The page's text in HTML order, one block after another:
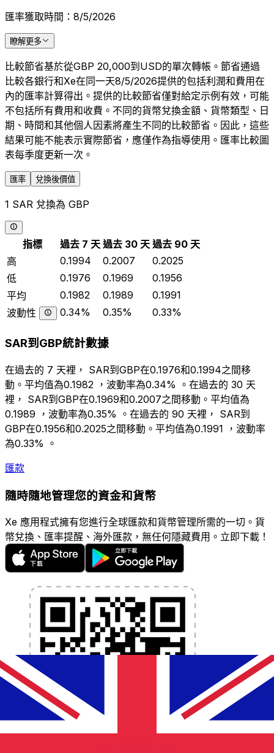
匯率獲取時間：8/5/2026
瞭解更多
比較節省基於從GBP 20,000到USD的單次轉帳。節省通過
比較各銀行和Xe在同一天8/5/2026提供的包括利潤和費用在
內的匯率計算得出。提供的比較節省僅對給定示例有效，可能
不包括所有費用和收費。不同的貨幣兌換金額、貨幣類型、日
期、時間和其他個人因素將產生不同的比較節省。因此，這些
結果可能不能表示實際節省，應僅作為指導使用。匯率比較圖
表每季度更新一次。
匯率 兌換後價值
1 SAR 兌換為 GBP
指標 過去 7 天 過去 30 天 過去 90 天
高
0.1994 0.2007
0.2025
低
0.1976 0.1969
0.1956
平均
0.1982 0.1989
0.1991
波動性
0.34% 0.35% 0.33%
SAR到GBP統計數據
在過去的 7 天裡， SAR到GBP在0.1976和0.1994之間移
動。平均值為0.1982 ，波動率為0.34% 。在過去的 30 天
裡， SAR到GBP在0.1969和0.2007之間移動。平均值為
0.1989 ，波動率為0.35% 。在過去的 90 天裡， SAR到
GBP在0.1956和0.2025之間移動。平均值為0.1991 ，波動率
為0.33% 。
匯款
隨時隨地管理您的資金和貨幣
Xe 應用程式擁有您進行全球匯款和貨幣管理所需的一切。貨
幣兌換、匯率提醒、海外匯款，無任何隱藏費用。立即下載！